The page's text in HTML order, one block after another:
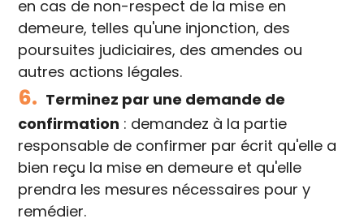
en cas de non-respect de la mise en
demeure, telles qu'une injonction, des
poursuites judiciaires, des amendes ou
autres actions légales.
6. Terminez par une demande de
confirmation : demandez à la partie
responsable de confirmer par écrit qu'elle a
bien reçu la mise en demeure et qu'elle
prendra les mesures nécessaires pour y
remédier.